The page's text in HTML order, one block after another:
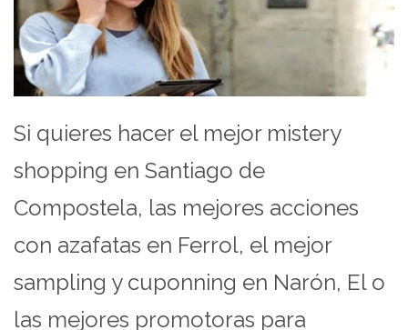
Si quieres hacer el mejor mistery
shopping en Santiago de
Compostela, las mejores acciones
con azafatas en Ferrol, el mejor
sampling y cuponning en Narón, El o
las mejores promotoras para